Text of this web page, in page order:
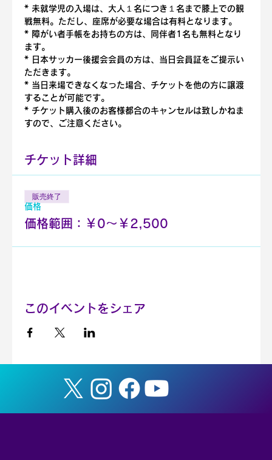
* 未就学児の入場は、大人１名につき１名まで膝上での観
戦無料。ただし、座席が必要な場合は有料となります。
* 障がい者手帳をお持ちの方は、同伴者1名も無料となり
ます。
* 日本サッカー後援会会員の方は、当日会員証をご提示い
ただきます。
* 当日来場できなくなった場合、チケットを他の方に譲渡
することが可能です。
* チケット購入後のお客様都合のキャンセルは致しかねま
すので、ご注意ください。
チケット詳細
価格
価格範囲：￥0〜￥2,500
販売終了
このイベントをシェア